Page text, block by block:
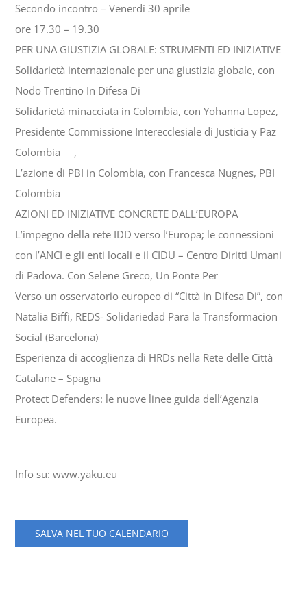
Secondo incontro – Venerdì 30 aprile
ore 17.30 – 19.30
PER UNA GIUSTIZIA GLOBALE: STRUMENTI ED INIZIATIVE
Solidarietà internazionale per una giustizia globale, con
Nodo Trentino In Difesa Di
Solidarietà minacciata in Colombia, con Yohanna Lopez,
Presidente Commissione Interecclesiale di Justicia y Paz
Colombia ,
L’azione di PBI in Colombia, con Francesca Nugnes, PBI
Colombia
AZIONI ED INIZIATIVE CONCRETE DALL’EUROPA
L’impegno della rete IDD verso l’Europa; le connessioni
con l’ANCI e gli enti locali e il CIDU – Centro Diritti Umani
di Padova. Con Selene Greco, Un Ponte Per
Verso un osservatorio europeo di “Città in Difesa Di”, con
Natalia Biffi, REDS- Solidariedad Para la Transformacion
Social (Barcelona)
Esperienza di accoglienza di HRDs nella Rete delle Città
Catalane – Spagna
Protect Defenders: le nuove linee guida dell’Agenzia
Europea.
Info su: www.yaku.eu
SALVA NEL TUO CALENDARIO